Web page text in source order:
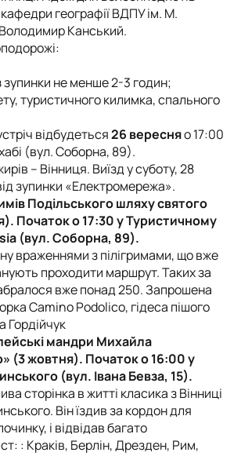
географії ВДПУ ім. М.
Канський.
зупинки не менше 2-3 годин;
туристичного килимка, спального
відбудеться26 вересняо 17:00
(вул. Соборна, 89).
– Вінниця. Виїзд у суботу, 28
зупинки «Електромережа».
Подільського шляху святого
Початок о 17:30 у Туристичному
(вул. Соборна, 89).
враженнями з пілігримами, що вже
проходити маршрут. Таких за
вже понад 250. Запрошена
Camino Podolico, гідеса пішого
Гордійчук
мандри Михайла
(3 жовтня). Початок о 16:00 у
(вул. Івана Бевза, 15).
сторінка в житті класика з Вінниці
Він їздив за кордон для
і відвідав багато
: Краків, Берлін, Дрезден, Рим,